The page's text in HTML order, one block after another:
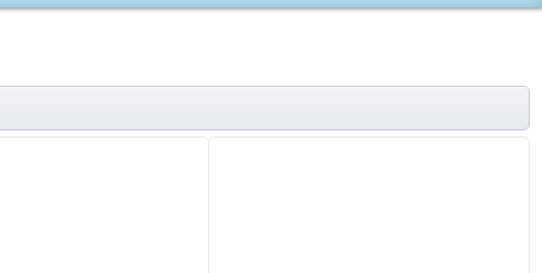
Школьные принадлежности Книги
Товары для
Деревянные игрушки508